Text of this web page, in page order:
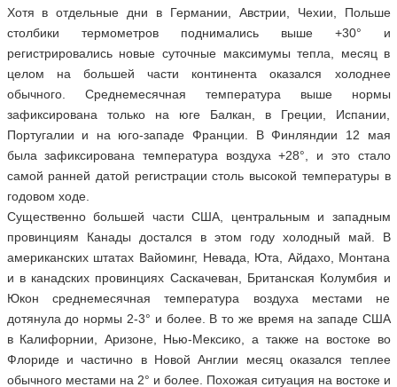
Хотя в отдельные дни в Германии, Австрии, Чехии, Польше
столбики термометров поднимались выше +30° и
регистрировались новые суточные максимумы тепла, месяц в
целом на большей части континента оказался холоднее
обычного. Среднемесячная температура выше нормы
зафиксирована только на юге Балкан, в Греции, Испании,
Португалии и на юго-западе Франции. В Финляндии 12 мая
была зафиксирована температура воздуха +28°, и это стало
самой ранней датой регистрации столь высокой температуры в
годовом ходе.
Существенно большей части США, центральным и западным
провинциям Канады достался в этом году холодный май. В
американских штатах Вайоминг, Невада, Юта, Айдахо, Монтана
и в канадских провинциях Саскачеван, Британская Колумбия и
Юкон среднемесячная температура воздуха местами не
дотянула до нормы 2-3° и более. В то же время на западе США
в Калифорнии, Аризоне, Нью-Мексико, а также на востоке во
Флориде и частично в Новой Англии месяц оказался теплее
обычного местами на 2° и более. Похожая ситуация на востоке и